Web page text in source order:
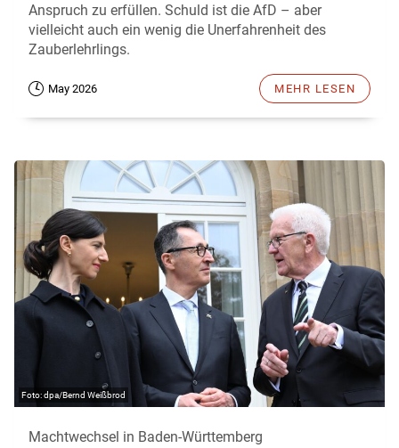
Anspruch zu erfüllen. Schuld ist die AfD – aber
vielleicht auch ein wenig die Unerfahrenheit des
Zauberlehrlings.
May 2026 MEHR LESEN
dpa/Bernd Weißbrod
Machtwechsel in Baden-Württemberg